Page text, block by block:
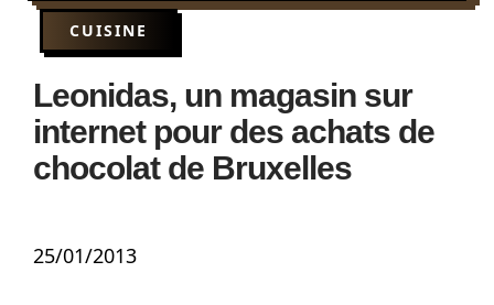
CUISINE
Leonidas, un magasin sur
internet pour des achats de
chocolat de Bruxelles
25/01/2013